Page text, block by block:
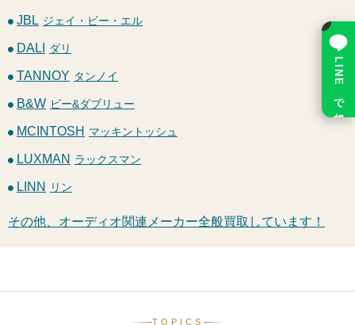
JBL ジェイ・ビー・エル
DALI ダリ
TANNOY タンノイ
B&W ビー&ダブリュー
MCINTOSH マッキントッシュ
LUXMAN ラックスマン
LINN リン
その他、オーディオ関連メーカー全般買取しています！
TOPICS
LINE で相談
×